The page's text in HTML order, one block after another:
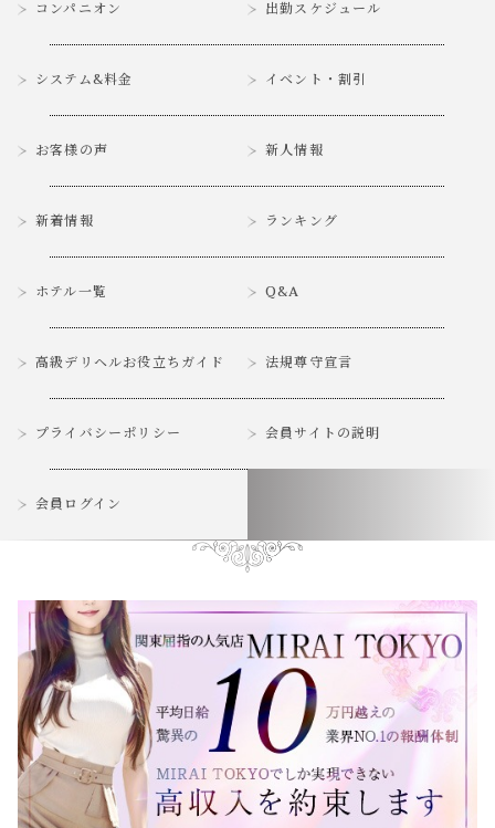
コンパニオン 出勤スケジュール
システム&料金 イベント・割引
お客様の声 新人情報
新着情報 ランキング
ホテル一覧 Q&A
高級デリヘルお役立ちガイド 法規尊守宣言
プライバシーポリシー 会員サイトの説明
会員ログイン